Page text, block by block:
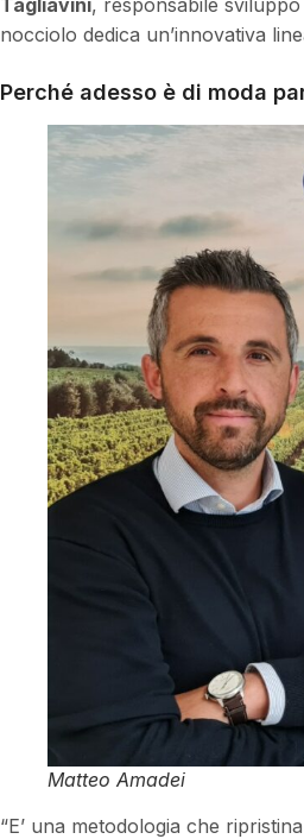
nocciolo dedica un’innovativa
Perché adesso è di moda
Matteo Amadei
“E’ una metodologia che